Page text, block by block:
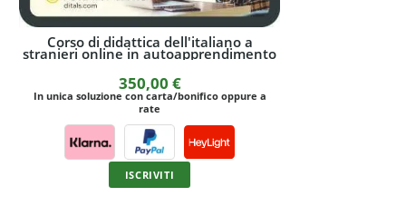
Corso online di didattica dell'italiano a
stranieri con docente
570,00 €
In unica soluzione con carta/bonifico oppure a
rate
ISCRIVITI